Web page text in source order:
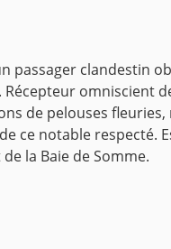
clandestin
omniscient
de pelouses
notable respecté.
la Baie de Somme.